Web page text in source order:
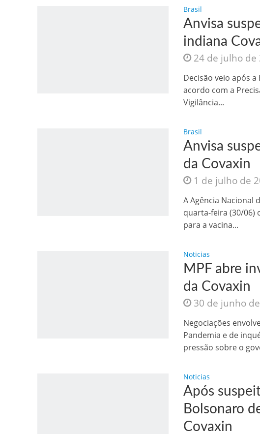
FILME: Como um Monjolo
Brasil
Anvisa
indiana
24 de julho de
Decisão veio após
acordo com a
Vigilância...
Brasil
Anvisa
da Covaxin
1 de julho de
A Agência Nacional
quarta-feira (30/06)
para a vacina...
Noticias
MPF abre
da Covaxin
30 de junho
Negociações
Pandemia e de
pressão sobre o
Noticias
Após
Bolsonaro
Covaxin